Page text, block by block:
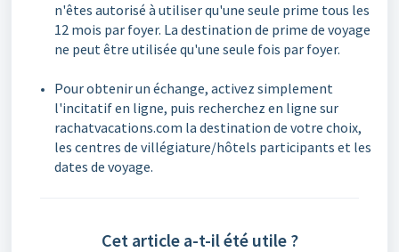
n'êtes autorisé à utiliser qu'une seule prime tous les
12 mois par foyer. La destination de prime de voyage
ne peut être utilisée qu'une seule fois par foyer.
Pour obtenir un échange, activez simplement
l'incitatif en ligne, puis recherchez en ligne sur
rachatvacations.com la destination de votre choix,
les centres de villégiature/hôtels participants et les
dates de voyage.
Cet article a-t-il été utile ?